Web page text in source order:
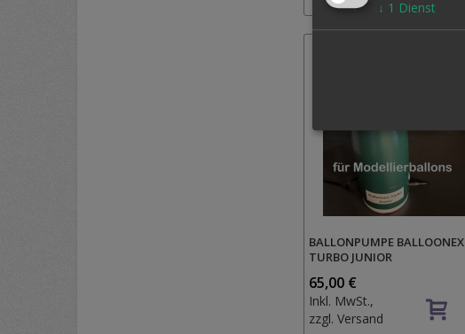
BALLONPUMPE BALLOONEX
TURBO JUNIOR
65,00 €
Inkl. MwSt.,
zzgl.Versand
↓ 1 Dienst